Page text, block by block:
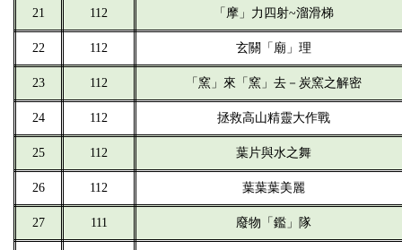
21 112 「摩」力四射~溜滑梯
22 112 玄關「廟」理
23 112 「窯」來「窯」去－炭窯之解密
24 112 拯救高山精靈大作戰
25 112 葉片與水之舞
26 112 葉葉葉美麗
27 111 廢物「鑑」隊